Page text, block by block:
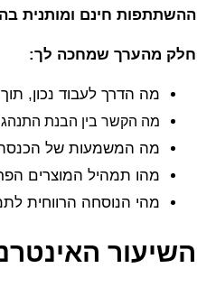
ההשתתפות חינם ומותנית
חלק מהערך שמחכה לך:
מה הדרך לעבוד נכון,
מה הקשר בין הבנת
מה המשמעות של הכנסת
מהו תמהיל המוצרים
מהי הנוסחה הרווחית
השיעור